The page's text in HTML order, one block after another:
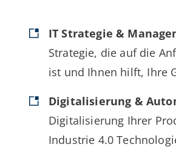
IT Strategie &
Strategie, die auf die
ist und Ihnen hilft, Ihre
Digitalisierung &
Digitalisierung Ihrer
Industrie 4.0